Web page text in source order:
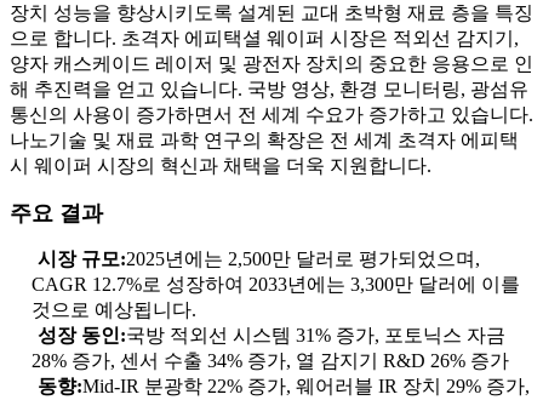
장치 성능을 향상시키도록 설계된 교대 초박형 재료 층을 특징
으로 합니다. 초격자 에피택셜 웨이퍼 시장은 적외선 감지기,
양자 캐스케이드 레이저 및 광전자 장치의 중요한 응용으로 인
해 추진력을 얻고 있습니다. 국방 영상, 환경 모니터링, 광섬유
통신의 사용이 증가하면서 전 세계 수요가 증가하고 있습니다.
나노기술 및 재료 과학 연구의 확장은 전 세계 초격자 에피택
시 웨이퍼 시장의 혁신과 채택을 더욱 지원합니다.
주요 결과
시장 규모:2025년에는 2,500만 달러로 평가되었으며,
CAGR 12.7%로 성장하여 2033년에는 3,300만 달러에 이를
것으로 예상됩니다.
성장 동인:국방 적외선 시스템 31% 증가, 포토닉스 자금
28% 증가, 센서 수출 34% 증가, 열 감지기 R&D 26% 증가
동향:Mid-IR 분광학 22% 증가, 웨어러블 IR 장치 29% 증가,